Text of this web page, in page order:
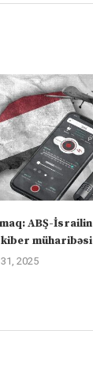
ABŞ-İsrailin
kiber müharibəsi
2025